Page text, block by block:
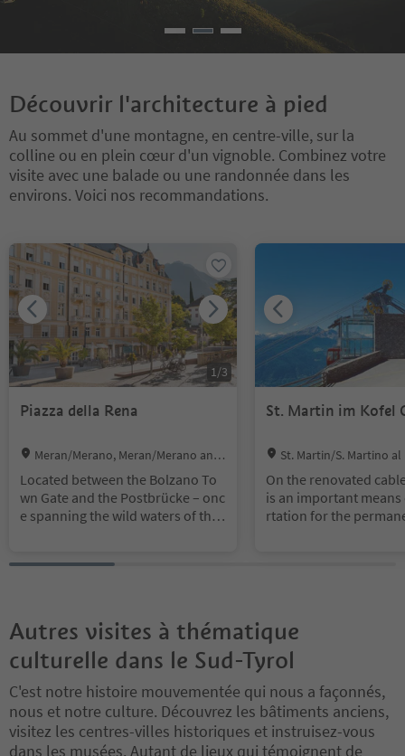
Découvrir l'architecture à pied
Au sommet d'une montagne, en centre-ville, sur la
colline ou en plein cœur d'un vignoble. Combinez votre
visite avec une balade ou une randonnée dans les
environs. Voici nos recommandations.
1 /3
Piazza della Rena
Location:
Meran/Merano, Meran/Merano and
Located between the Bolzano To
wn Gate and the Postbrücke – onc
e spanning the wild waters of the
ano’s layered past. From here, wi
hered façades whisper tales of ce
nturies gone by. Once a sandy rive
rbank and later a lively hub for sal
tz has long stood at the crossroad
s of commerce, culture, and every
day life.
St. Martin im Kofel
Location:
St. Martin/S. Martino
Venosta
On the renovated
is an important
rtation for the
ns on a steep hillside,
posed to have any
petition with an eye-
h the visual presence
l, the summit station
hind a high stone wall
part from delightful
Autres visites à thématique
culturelle dans le Sud-Tyrol
C'est notre histoire mouvementée qui nous a façonnés,
nous et notre culture. Découvrez les bâtiments anciens,
visitez les centres-villes historiques et instruisez-vous
dans les musées. Autant de lieux qui témoignent de